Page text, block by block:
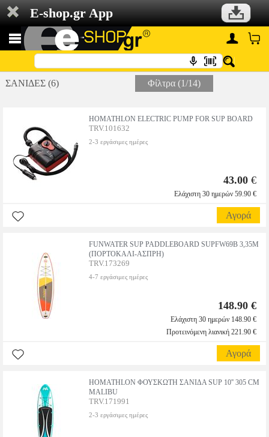
E-shop.gr App
ΣΑΝΙΔΕΣ (6) Φίλτρα (1/14)
HOMATHLON ELECTRIC PUMP FOR SUP BOARD
TRV.101632
2-3 εργάσιμες ημέρες
43.00 €
Ελάχιστη 30 ημερών 59.90 €
Αγορά
FUNWATER SUP PADDLEBOARD SUPFW69B 3,35M
(ΠΟΡΤΟΚΑΛΙ-ΑΣΠΡΗ)
TRV.173269
4-7 εργάσιμες ημέρες
148.90 €
Ελάχιστη 30 ημερών 148.90 €
Προτεινόμενη λιανική 221.90 €
Αγορά
HOMATHLON ΦΟΥΣΚΩΤΗ ΣΑΝΙΔΑ SUP 10'' 305 CM
MALIBU
TRV.171991
2-3 εργάσιμες ημέρες